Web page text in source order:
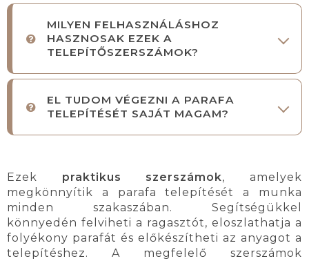
MILYEN FELHASZNÁLÁSHOZ
HASZNOSAK EZEK A
TELEPÍTŐSZERSZÁMOK?
EL TUDOM VÉGEZNI A PARAFA
TELEPÍTÉSÉT SAJÁT MAGAM?
Ezek praktikus szerszámok, amelyek
megkönnyítik a parafa telepítését a munka
minden szakaszában. Segítségükkel
könnyedén felviheti a ragasztót, eloszlathatja a
folyékony parafát és előkészítheti az anyagot a
telepítéshez. A megfelelő szerszámok